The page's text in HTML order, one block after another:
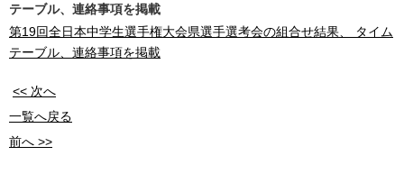
テーブル、連絡事項を掲載
第19回全日本中学生選手権大会県選手選考会の組合せ結果、 タイム
テーブル、連絡事項を掲載
<< 次へ
一覧へ戻る
前へ >>